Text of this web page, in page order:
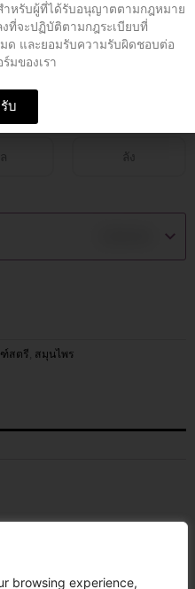
browsing experience,
นิดแคปซูล
ลัง
สตรี, สมุนไพร
หรับผู้ที่ได้รับอนุญาตตามกฎหมาย
ที่จะปฏิบัติตามกฎระเบียบที่
ด และยอมรับความรับผิดชอบต่อ
มของเรา
บ